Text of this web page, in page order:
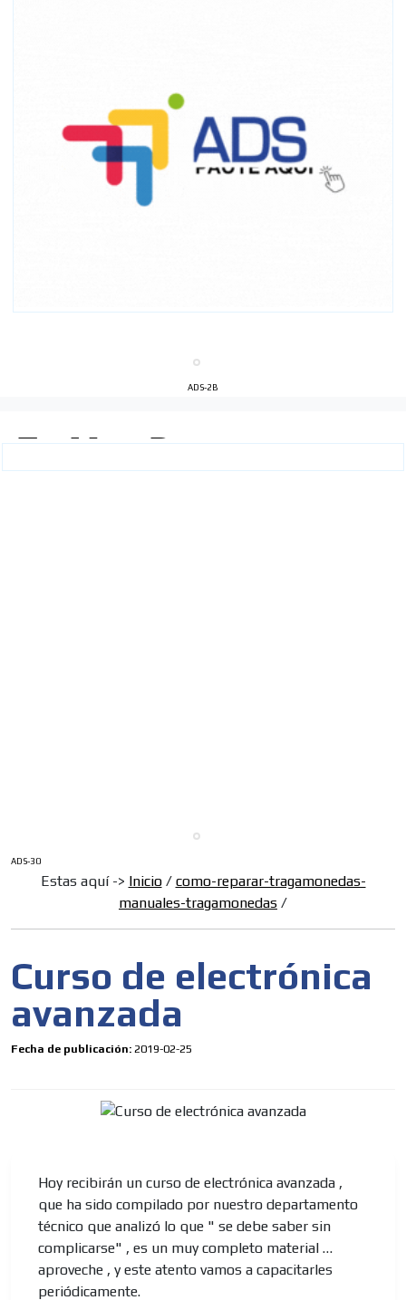
ADS-2B
ADS-30
Estas aquí -> Inicio/ como-reparar-tragamonedas-
manuales-tragamonedas /
Curso de electrónica
avanzada
Fecha de publicación: 2019-02-25
Hoy recibirán un curso de electrónica avanzada ,
que ha sido compilado por nuestro departamento
técnico que analizó lo que " se debe saber sin
complicarse" , es un muy completo material …
aproveche , y este atento vamos a capacitarles
periódicamente.